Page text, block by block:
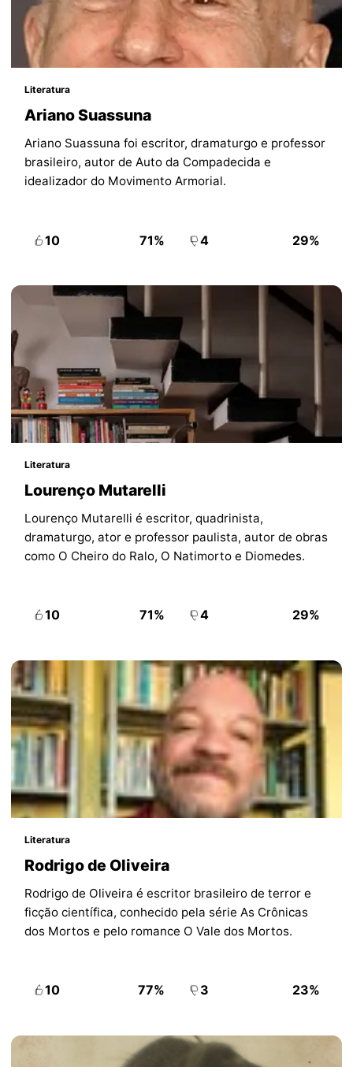
Literatura
Ariano Suassuna
Ariano Suassuna foi escritor, dramaturgo e professor
brasileiro, autor de Auto da Compadecida e
idealizador do Movimento Armorial.
10 71% 4 29%
Literatura
Lourenço Mutarelli
Lourenço Mutarelli é escritor, quadrinista,
dramaturgo, ator e professor paulista, autor de obras
como O Cheiro do Ralo, O Natimorto e Diomedes.
10 71% 4 29%
Literatura
Rodrigo de Oliveira
Rodrigo de Oliveira é escritor brasileiro de terror e
ficção científica, conhecido pela série As Crônicas
dos Mortos e pelo romance O Vale dos Mortos.
10 77% 3 23%